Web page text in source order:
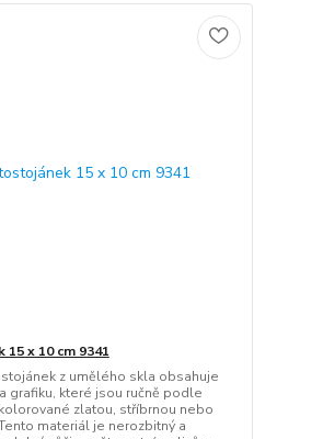
x 10 cm 9341
z umělého skla obsahuje
grafiku, které jsou ručně podle
zlatou, stříbrnou nebo
materiál je nerozbitný a